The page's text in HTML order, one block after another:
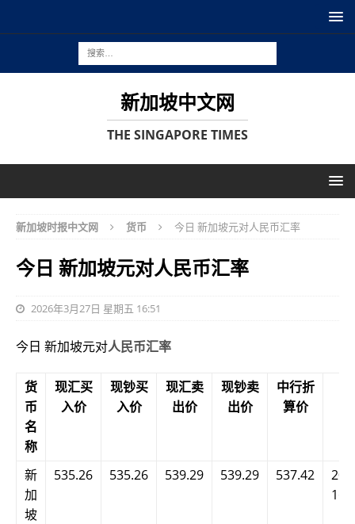
新加坡中文网
THE SINGAPORE TIMES
新加坡时报中文网 货币 今日 新加坡元对人民币汇率
今日 新加坡元对人民币汇率
2026年3月27日 星期五 16:51
今日 新加坡元对人民币汇率
货
币
名
称
现汇买
入价
现钞买
入价
现汇卖
出价
现钞卖
出价
中行折
算价
新
加
坡
535.26 535.26 539.29 539.29 537.42